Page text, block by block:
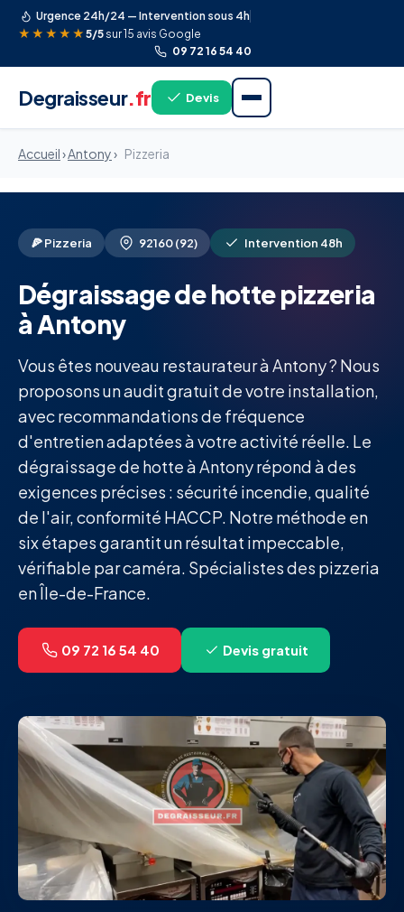
Urgence 24h/24 — Intervention sous 4h
★★★★★ 5/5 sur 15 avis Google
09 72 16 54 40
Degraisseur.fr Devis
Accueil›Antony› Pizzeria
🍕 Pizzeria 92160 (92) Intervention 48h
Dégraissage de hotte pizzeria
à Antony
Vous êtes nouveau restaurateur à Antony ? Nous
proposons un audit gratuit de votre installation,
avec recommandations de fréquence
d'entretien adaptées à votre activité réelle. Le
dégraissage de hotte à Antony répond à des
exigences précises : sécurité incendie, qualité
de l'air, conformité HACCP. Notre méthode en
six étapes garantit un résultat impeccable,
vérifiable par caméra. Spécialistes des pizzeria
en Île-de-France.
09 72 16 54 40 Devis gratuit